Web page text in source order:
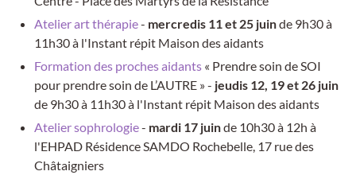
Atelier art thérapie- mercredis 11 et 25 juinde 9h30 à
11h30 à l'Instant répit Maison des aidants
Formation des proches aidants« Prendre soin de SOI
pour prendre soin de L’AUTRE » - jeudis 12, 19 et 26 juin
de 9h30 à 11h30 à l'Instant répit Maison des aidants
Atelier sophrologie- mardi 17 juinde 10h30 à 12h à
l'EHPAD Résidence SAMDO Rochebelle, 17 rue des
Châtaigniers